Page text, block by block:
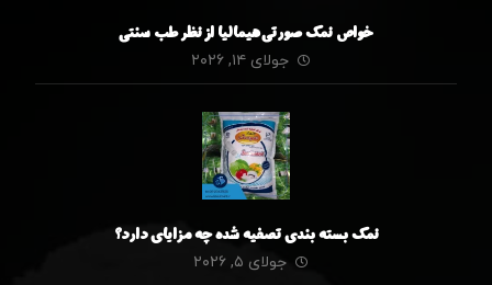
خواص نمک صورتی هیمالیا از نظر طب سنتی
جولای ۱۴, ۲۰۲۶
نمک بسته بندی تصفیه شده چه مزایای دارد؟
جولای ۵, ۲۰۲۶